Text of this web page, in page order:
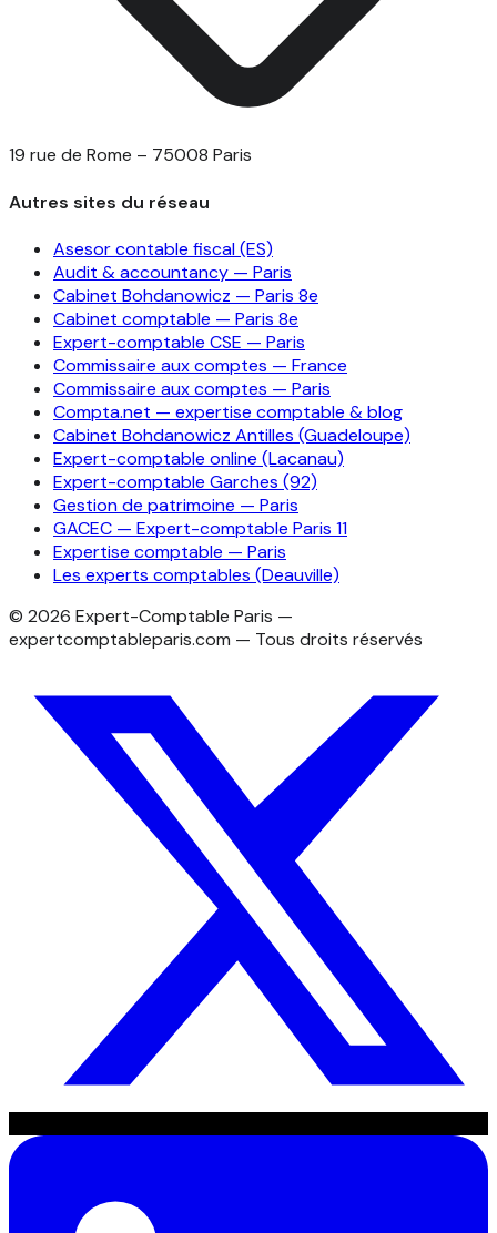
19 rue de Rome – 75008 Paris
Autres sites du réseau
Asesor contable fiscal (ES)
Audit & accountancy — Paris
Cabinet Bohdanowicz — Paris 8e
Cabinet comptable — Paris 8e
Expert-comptable CSE — Paris
Commissaire aux comptes — France
Commissaire aux comptes — Paris
Compta.net — expertise comptable & blog
Cabinet Bohdanowicz Antilles (Guadeloupe)
Expert-comptable online (Lacanau)
Expert-comptable Garches (92)
Gestion de patrimoine — Paris
GACEC — Expert-comptable Paris 11
Expertise comptable — Paris
Les experts comptables (Deauville)
© 2026 Expert-Comptable Paris —
expertcomptableparis.com — Tous droits réservés